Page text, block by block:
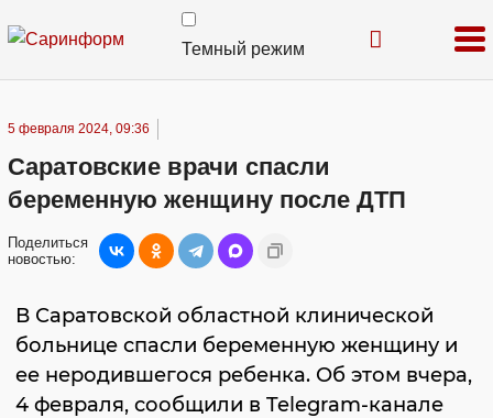
Темный режим
5 февраля 2024, 09:36
Саратовские врачи спасли
беременную женщину после ДТП
Поделиться
новостью:
В Саратовской областной клинической
больнице спасли беременную женщину и
ее неродившегося ребенка. Об этом вчера,
4 февраля, сообщили в Telegram-канале